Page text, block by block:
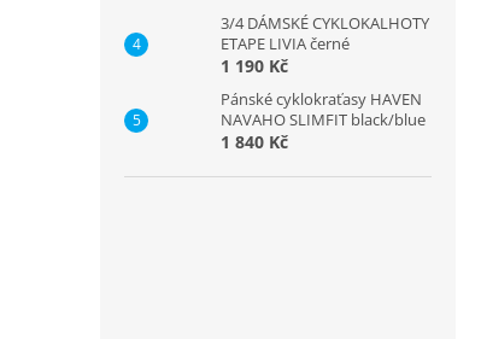
3/4 DÁMSKÉ CYKLOKALHOTY
ETAPE LIVIA černé
1 190 Kč
Pánské cyklokraťasy HAVEN
NAVAHO SLIMFIT black/blue
1 840 Kč